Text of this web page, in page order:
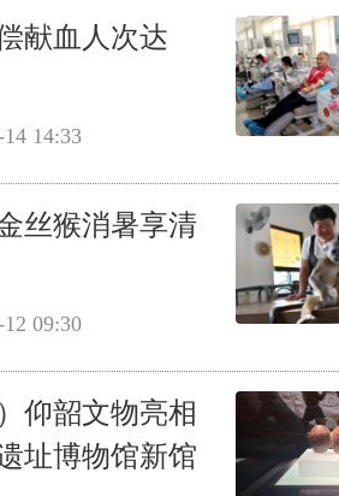
献血人次达
14:33
丝猴消暑享清
09:30
仰韶文物亮相
址博物馆新馆